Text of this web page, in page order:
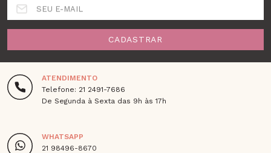
SEU E-MAIL
CADASTRAR
ATENDIMENTO
Telefone: 21 2491-7686
De Segunda à Sexta das 9h às 17h
WHATSAPP
21 98496-8670